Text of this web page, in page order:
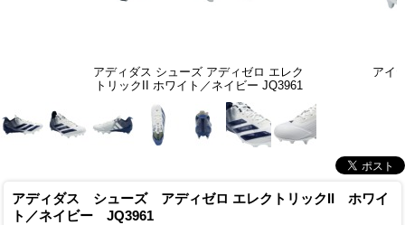
アディダス シューズ アディゼロ エレク
トリックII ホワイト／ネイビー JQ3961
アイ
アディダス シューズ アディゼロ エレクトリックII ホワイ
ト／ネイビー JQ3961